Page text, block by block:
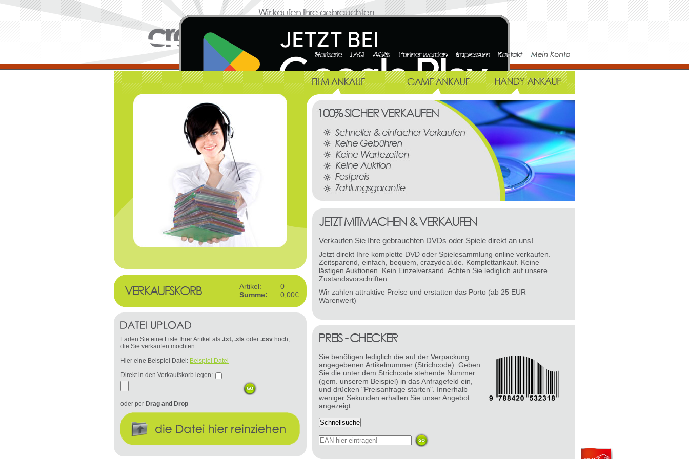
Verkaufen Sie Ihre gebrauchten DVDs oder Spiele direkt an uns!
Jetzt direkt Ihre komplette DVD oder Spielesammlung online verkaufen.
Zeitsparend, einfach, bequem, crazydeal.de. Komplettankauf. Keine
lästigen Auktionen. Kein Einzelversand. Achten Sie lediglich auf unsere
Zustandsvorschriften.
Wir zahlen attraktive Preise und erstatten das Porto (ab 25 EUR
Warenwert)
Sie benötigen lediglich die auf der Verpackung
angegebenen Artikelnummer (Strichcode). Geben
Sie die unter dem Strichcode stehende Nummer
(gem. unserem Beispiel) in das Anfragefeld ein,
und drücken "Preisanfrage starten". Innerhalb
weniger Sekunden erhalten Sie unser Angebot
angezeigt.
Artikel:
0
Summe:
0,00€
Laden Sie eine Liste Ihrer Artikel als .txt, .xls oder .csv hoch,
die Sie verkaufen möchten.
Hier eine Beispiel Datei: Beispiel Datei
Direkt in den Verkaufskorb legen:
oder per Drag and Drop